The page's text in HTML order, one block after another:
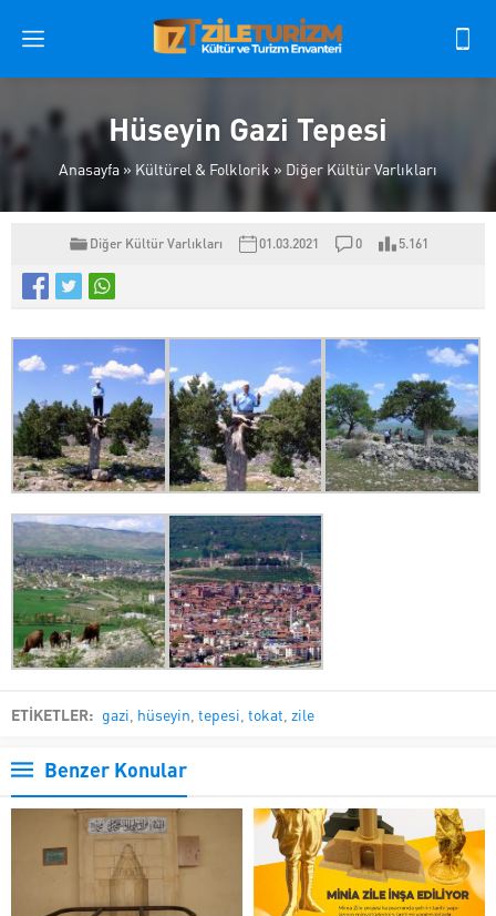
Hüseyin Gazi Tepesi
Anasayfa » Kültürel & Folklorik » Diğer Kültür Varlıkları
Diğer Kültür Varlıkları 01.03.2021 0 5.161
ETİKETLER: gazi hüseyin tepesi tokat zile
Benzer Konular